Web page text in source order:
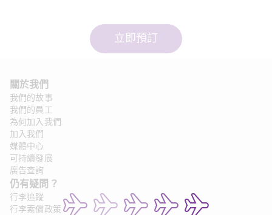
立即預訂
關於我們
我們的故事
我們的員工
為何加入我們
加入我們
媒體中心
可持續發展
廣告查詢
仍有疑問？
行李追蹤
行李索償政策